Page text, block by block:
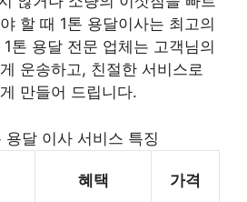
할 때 1톤 용달이사는 최고의
톤 용달 전문 업체는 고객님의
운송하고, 친절한 서비스로
만들어 드립니다.
용달 이사 서비스 특징
혜택 가격